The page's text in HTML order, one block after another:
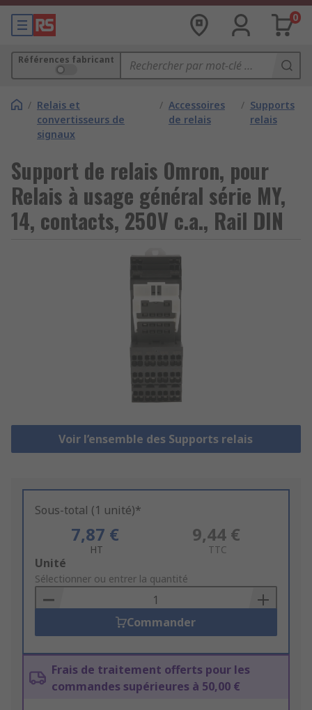
0
Références fabricant
/ Relais et
convertisseurs de
signaux
/ Accessoires
de relais
/ Supports
relais
Support de relais Omron, pour
Relais à usage général série MY,
14, contacts, 250V c.a., Rail DIN
Voir l’ensemble des Supports relais
Sous-total (1 unité)*
7,87 €
HT
9,44 €
TTC
Add
to
Basket
Unité
Sélectionner ou entrer la quantité
Commander
Frais de traitement offerts pour les
commandes supérieures à 50,00 €